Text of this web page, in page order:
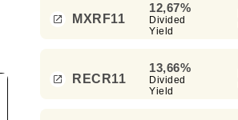
MXRF11
12,67%
Divided
Yield
RECR11
13,66%
Divided
Yield